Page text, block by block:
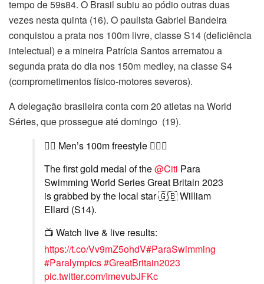
tempo de 59s84. O Brasil subiu ao pódio outras duas
vezes nesta quinta (16). O paulista Gabriel Bandeira
conquistou a prata nos 100m livre, classe S14 (deficiência
intelectual) e a mineira Patrícia Santos arrematou a
segunda prata do dia nos 150m medley, na classe S4
(comprometimentos físico-motores severos).
A delegação brasileira conta com 20 atletas na World
Séries, que prossegue até domingo (19).
🏊🏻 Men’s 100m freestyle 🏊🏼‍♀️
The first gold medal of the@Citi Para
Swimming World Series Great Britain 2023
is grabbed by the local star 🇬🇧 William
Ellard (S14).
📺 Watch live & live results:
https://t.co/Vv9mZ5ohdV#ParaSwimming
#Paralympics#GreatBritain2023
pic.twitter.com/ImevubJFKc